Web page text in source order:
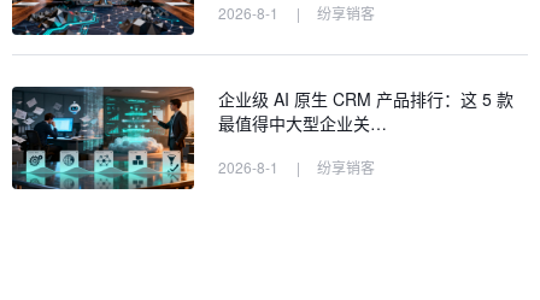
2026-8-1 | 纷享销客
企业级 AI 原生 CRM 产品排行：这 5 款
最值得中大型企业关…
2026-8-1 | 纷享销客